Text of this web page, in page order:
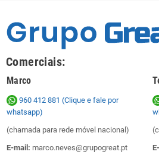
Comerciais:
Marco
960 412 881 (Clique e fale por
whatsapp)
(chamada para rede móvel nacional)
E-mail: marco.neves@grupogreat.pt